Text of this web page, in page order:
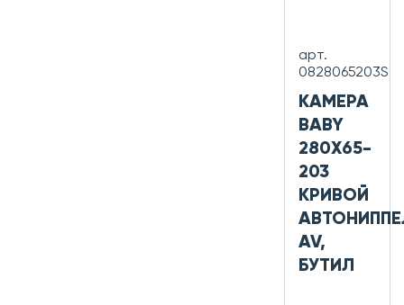
арт.
0828065203S
КАМЕРА
BABY
280Х65-
203
КРИВОЙ
AV,
БУТИЛ